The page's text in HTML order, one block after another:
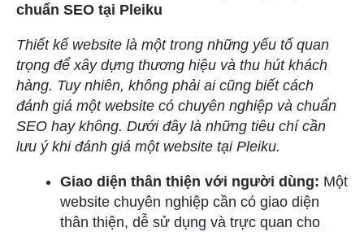
chuẩn SEO tại Pleiku
Thiết kế website là một trong những yếu tố quan
trọng để xây dựng thương hiệu và thu hút khách
hàng. Tuy nhiên, không phải ai cũng biết cách
đánh giá một website có chuyên nghiệp và chuẩn
SEO hay không. Dưới đây là những tiêu chí cần
lưu ý khi đánh giá một website tại Pleiku.
Giao diện thân thiện với người dùng: Một
website chuyên nghiệp cần có giao diện
thân thiện, dễ sử dụng và trực quan cho